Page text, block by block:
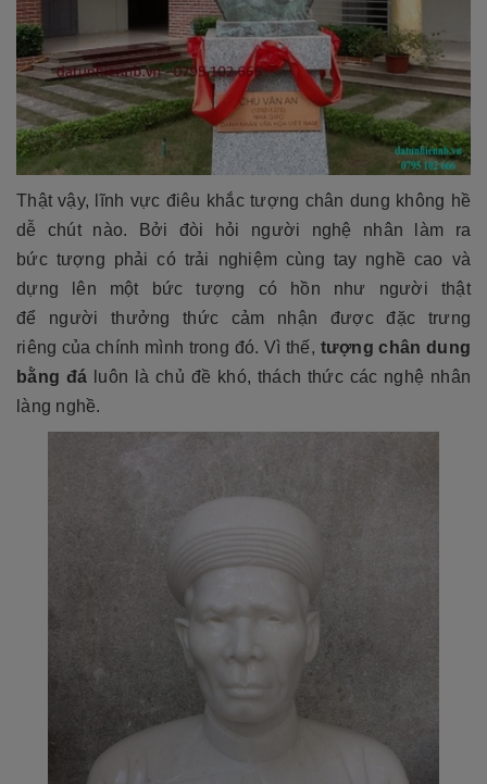
Thật vậy, lĩnh vực điêu khắc tượng chân dung không hề
dễ chút nào. Bởi đòi hỏi người nghệ nhân làm ra
bức tượng phải có trải nghiệm cùng tay nghề cao và
dựng lên một bức tượng có hồn như người thật
để người thưởng thức cảm nhận được đặc trưng
riêng của chính mình trong đó. Vì thế, tượng chân dung
bằng đá luôn là chủ đề khó, thách thức các nghệ nhân
làng nghề.